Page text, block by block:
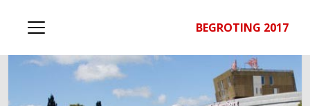
BEGROTING 2017